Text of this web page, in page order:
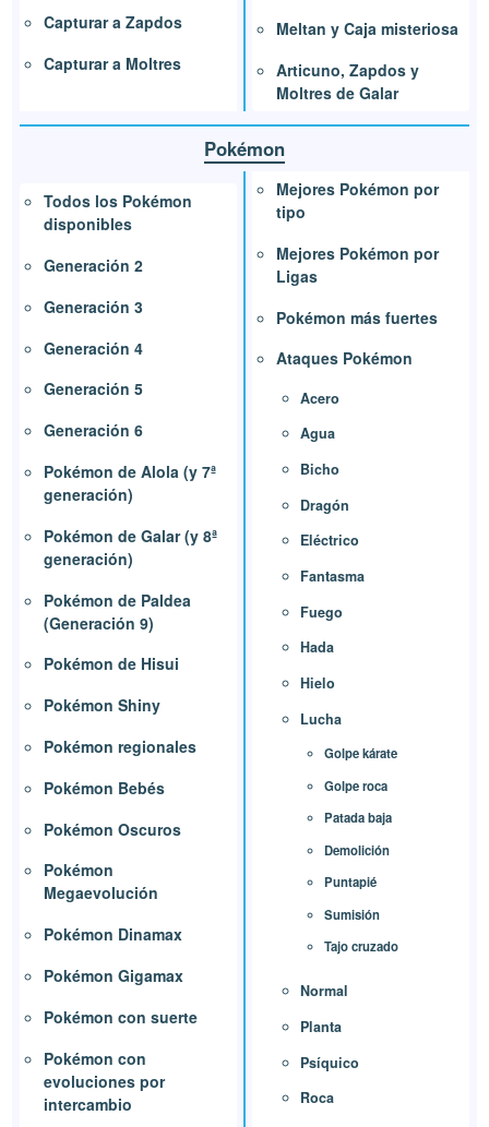
Capturar a Zapdos
Capturar a Moltres
Meltan y Caja misteriosa
Articuno, Zapdos y
Moltres de Galar
Pokémon
Todos los Pokémon
disponibles
Generación 2
Generación 3
Generación 4
Generación 5
Generación 6
Pokémon de Alola (y 7ª
generación)
Pokémon de Galar (y 8ª
generación)
Pokémon de Paldea
(Generación 9)
Pokémon de Hisui
Pokémon Shiny
Pokémon regionales
Pokémon Bebés
Pokémon Oscuros
Pokémon
Megaevolución
Pokémon Dinamax
Pokémon Gigamax
Pokémon con suerte
Pokémon con
evoluciones por
intercambio
Mejores Pokémon por
tipo
Mejores Pokémon por
Ligas
Pokémon más fuertes
Ataques Pokémon
Acero
Agua
Bicho
Dragón
Eléctrico
Fantasma
Fuego
Hada
Hielo
Lucha
Golpe kárate
Golpe roca
Patada baja
Demolición
Puntapié
Sumisión
Tajo cruzado
Normal
Planta
Psíquico
Roca